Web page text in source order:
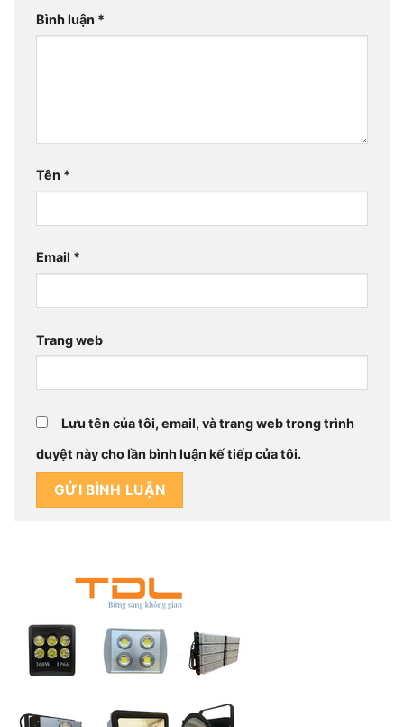
Bình luận *
Tên *
Email *
Trang web
Lưu tên của tôi, email, và trang web trong trình
duyệt này cho lần bình luận kế tiếp của tôi.